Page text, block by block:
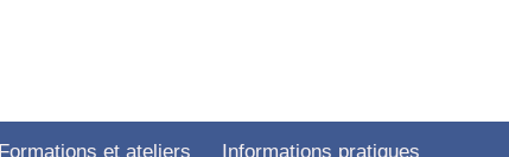
Formations et ateliers Informations pratiques